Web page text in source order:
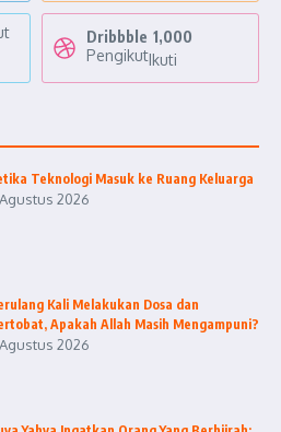
Dribbble 1,000
PengikutIkuti
Teknologi Masuk ke Ruang Keluarga
2026
Kali Melakukan Dosa dan
Apakah Allah Masih Mengampuni?
2026